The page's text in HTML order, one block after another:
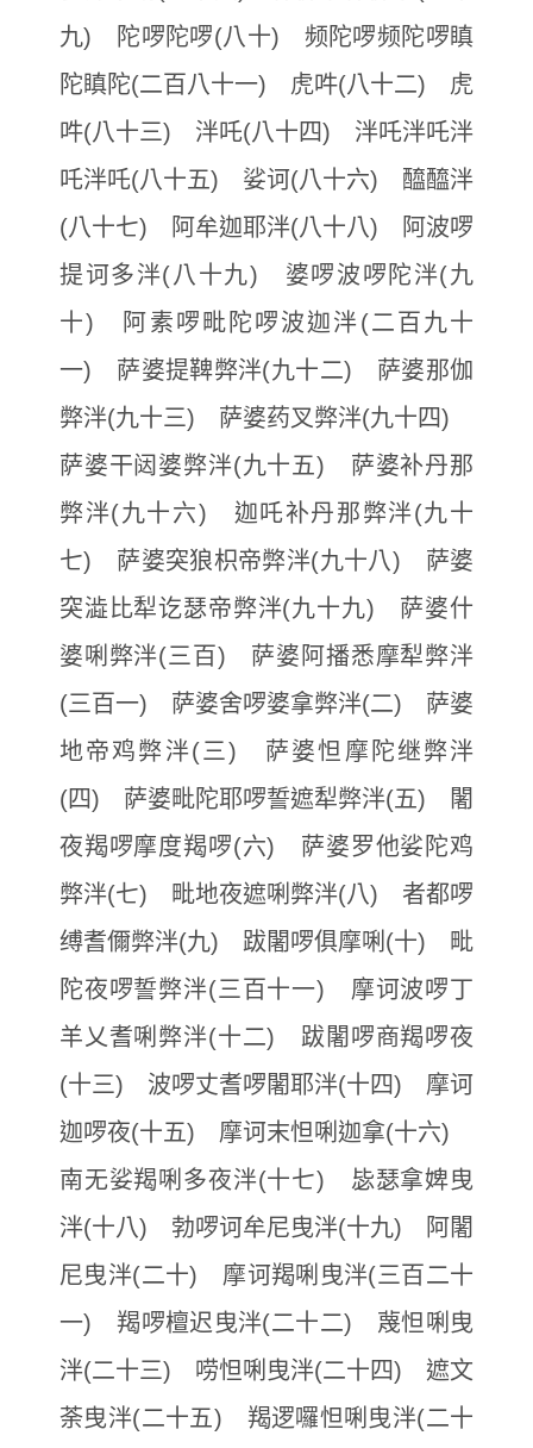
九) 陀啰陀啰(八十) 频陀啰频陀啰瞋
陀瞋陀(二百八十一) 虎吽(八十二) 虎
吽(八十三) 泮吒(八十四) 泮吒泮吒泮
吒泮吒(八十五) 娑诃(八十六) 醯醯泮
(八十七) 阿牟迦耶泮(八十八) 阿波啰
提诃多泮(八十九) 婆啰波啰陀泮(九
十) 阿素啰毗陀啰波迦泮(二百九十
一) 萨婆提鞞弊泮(九十二) 萨婆那伽
弊泮(九十三) 萨婆药叉弊泮(九十四)
萨婆干闼婆弊泮(九十五) 萨婆补丹那
弊泮(九十六) 迦吒补丹那弊泮(九十
七) 萨婆突狼枳帝弊泮(九十八) 萨婆
突澁比犁讫瑟帝弊泮(九十九) 萨婆什
婆唎弊泮(三百) 萨婆阿播悉摩犁弊泮
(三百一) 萨婆舍啰婆拿弊泮(二) 萨婆
地帝鸡弊泮(三) 萨婆怛摩陀继弊泮
(四) 萨婆毗陀耶啰誓遮犁弊泮(五) 闍
夜羯啰摩度羯啰(六) 萨婆罗他娑陀鸡
弊泮(七) 毗地夜遮唎弊泮(八) 者都啰
缚耆儞弊泮(九) 跋闍啰俱摩唎(十) 毗
陀夜啰誓弊泮(三百十一) 摩诃波啰丁
羊乂耆唎弊泮(十二) 跋闍啰商羯啰夜
(十三) 波啰丈耆啰闍耶泮(十四) 摩诃
迦啰夜(十五) 摩诃末怛唎迦拿(十六)
南无娑羯唎多夜泮(十七) 毖瑟拿婢曳
泮(十八) 勃啰诃牟尼曳泮(十九) 阿闍
尼曳泮(二十) 摩诃羯唎曳泮(三百二十
一) 羯啰檀迟曳泮(二十二) 蔑怛唎曳
泮(二十三) 唠怛唎曳泮(二十四) 遮文
荼曳泮(二十五) 羯逻囉怛唎曳泮(二十